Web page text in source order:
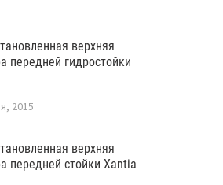
верхняя
передней гидростойки
2015
верхняя
передней стойки Xantia